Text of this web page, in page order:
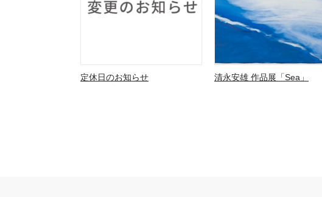
定休日のお知らせ 清永安雄 作品展「Sea」